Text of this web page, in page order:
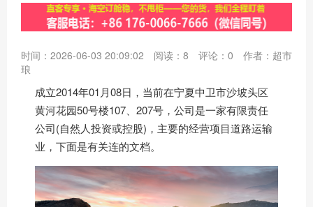
时间：2026-06-03 20:09:02 阅读： 8 评论： 0
作者：超市
琅
成立2014年01月08日，当前在宁夏中卫市沙坡头区
黄河花园50号楼107、207号，公司是一家有限责任
公司(自然人投资或控股)，主要的经营项目道路运输
业，下面是有关连的文档。